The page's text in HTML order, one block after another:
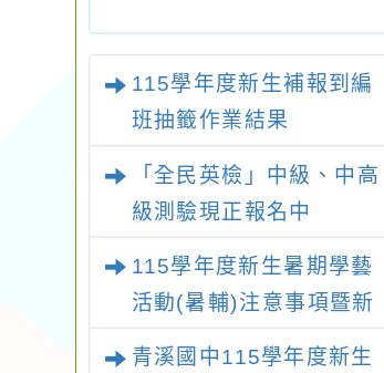
115學年度新生補報到編
班抽籤作業結果
「全民英檢」中級、中高
級測驗現正報名中
115學年度新生暑期學藝
活動(暑輔)注意事項暨新
青溪國中115學年度新生
小學行政規劃及資
源、課程及教學、偏
鄉及雙語相關業務